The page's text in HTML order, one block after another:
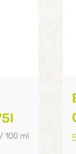
/ 100 ml